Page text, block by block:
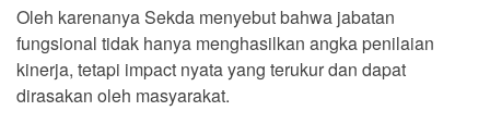
Oleh karenanya Sekda menyebut bahwa jabatan
fungsional tidak hanya menghasilkan angka penilaian
kinerja, tetapi impact nyata yang terukur dan dapat
dirasakan oleh masyarakat.